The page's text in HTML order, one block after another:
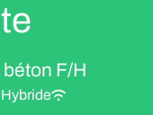
F/H
Hybride